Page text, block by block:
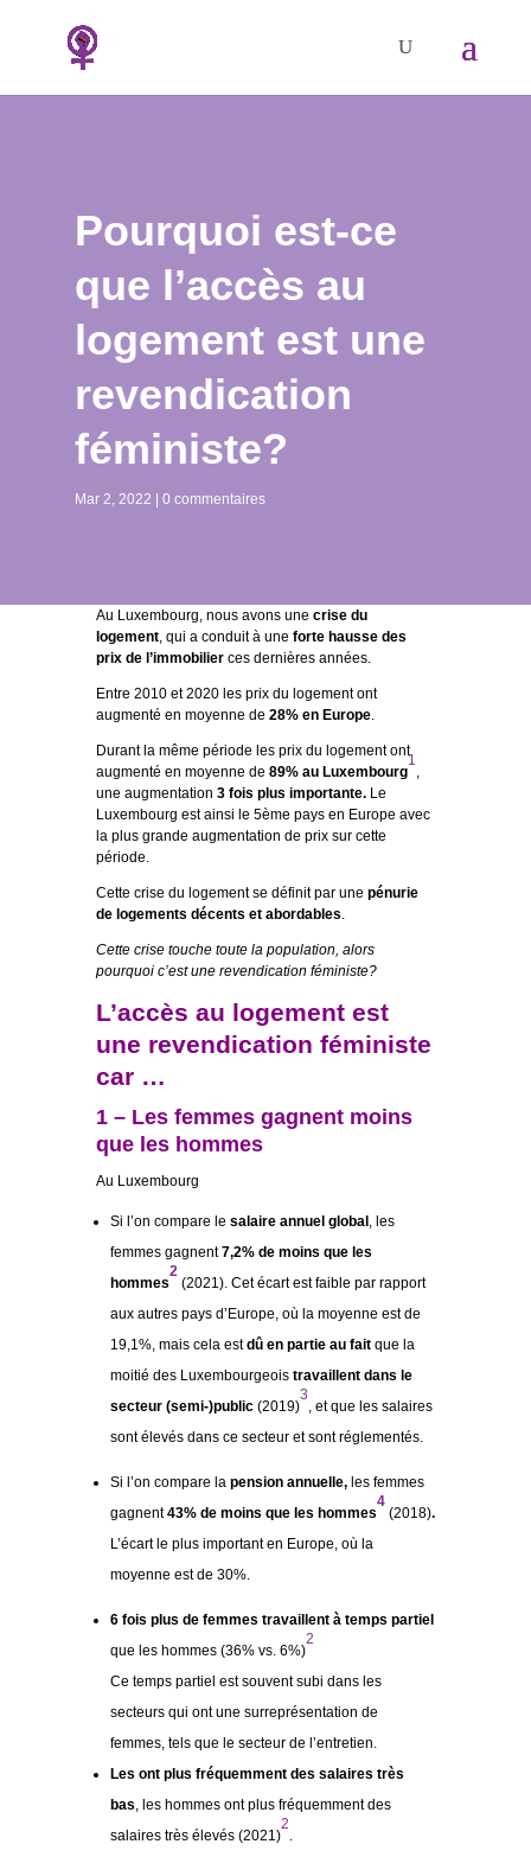
Pourquoi est-ce
que l’accès au
logement est une
revendication
féministe?
Mar 2, 2022 0 commentaires
Au Luxembourg, nous avons une crise du
logement, qui a conduit à une forte hausse des
prix de l’immobilier ces dernières années.
Entre 2010 et 2020 les prix du logement ont
augmenté en moyenne de 28% en Europe.
Durant la même période les prix du logement ont
augmenté en moyenne de 89% au Luxembourg
1
,
une augmentation 3 fois plus importante.Le
Luxembourg est ainsi le 5ème pays en Europe avec
la plus grande augmentation de prix sur cette
période.
Cette crise du logement se définit par une pénurie
de logements décents et abordables.
Cette crise touche toute la population, alors
pourquoi c’est une revendication féministe?
L’accès au logement est
une revendication féministe
car …
1 – Les femmes gagnent moins
que les hommes
Au Luxembourg
Si l’on compare le salaire annuel global , les
femmes gagnent7,2% de moins que les
hommes
2
(2021). Cet écart est faible par rapport
aux autres pays d’Europe, où la moyenne est de
19,1%, mais cela estdû en partie au faitque la
moitié des Luxembourgeois travaillent dans le
secteur (semi-)public (2019)
3
, et que les salaires
sont élevés dans ce secteur et sont réglementés.
Si l’on compare la pension annuelle, les femmes
gagnent43% de moins que les hommes
4
(2018).
L’écart le plus important en Europe, où la
moyenne est de 30%.
6 fois plus de femmes travaillent à temps partiel
que les hommes (36% vs. 6%)
2
Ce temps partiel est souvent subi dans les
secteurs qui ont une surreprésentation de
femmes, tels que le secteur de l’entretien.
Les ont plus fréquemment des salaires très
bas, les hommes ont plus fréquemment des
salaires très élevés (2021)
2
.